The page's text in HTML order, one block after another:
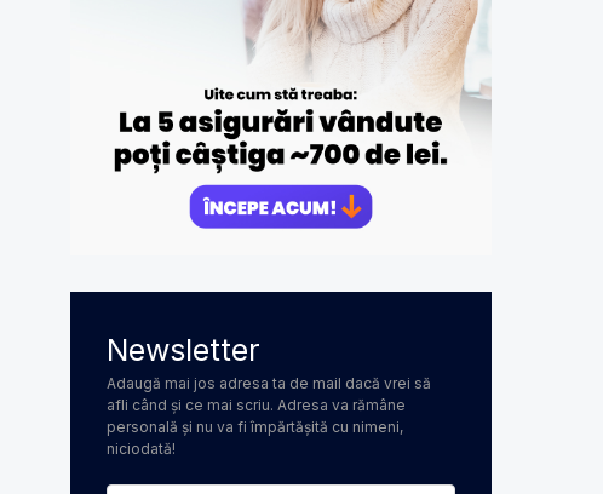
Newsletter
Adaugă mai jos adresa ta de mail dacă vrei să
afli când și ce mai scriu. Adresa va rămâne
personală și nu va fi împărtășită cu nimeni,
niciodată!